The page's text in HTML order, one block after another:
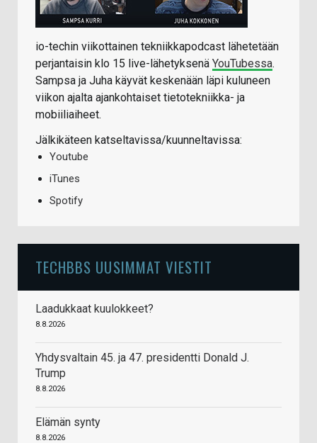
io-techin viikottainen tekniikkapodcast lähetetään
perjantaisin klo 15 live-lähetyksenä YouTubessa.
Sampsa ja Juha käyvät keskenään läpi kuluneen
viikon ajalta ajankohtaiset tietotekniikka- ja
mobiiliaiheet.
Jälkikäteen katseltavissa/kuunneltavissa:
Youtube
iTunes
Spotify
TECHBBS UUSIMMAT VIESTIT
Laadukkaat kuulokkeet?
8.8.2026
Yhdysvaltain 45. ja 47. presidentti Donald J.
Trump
8.8.2026
Elämän synty
8.8.2026